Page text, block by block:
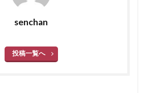
senchan
投稿一覧へ